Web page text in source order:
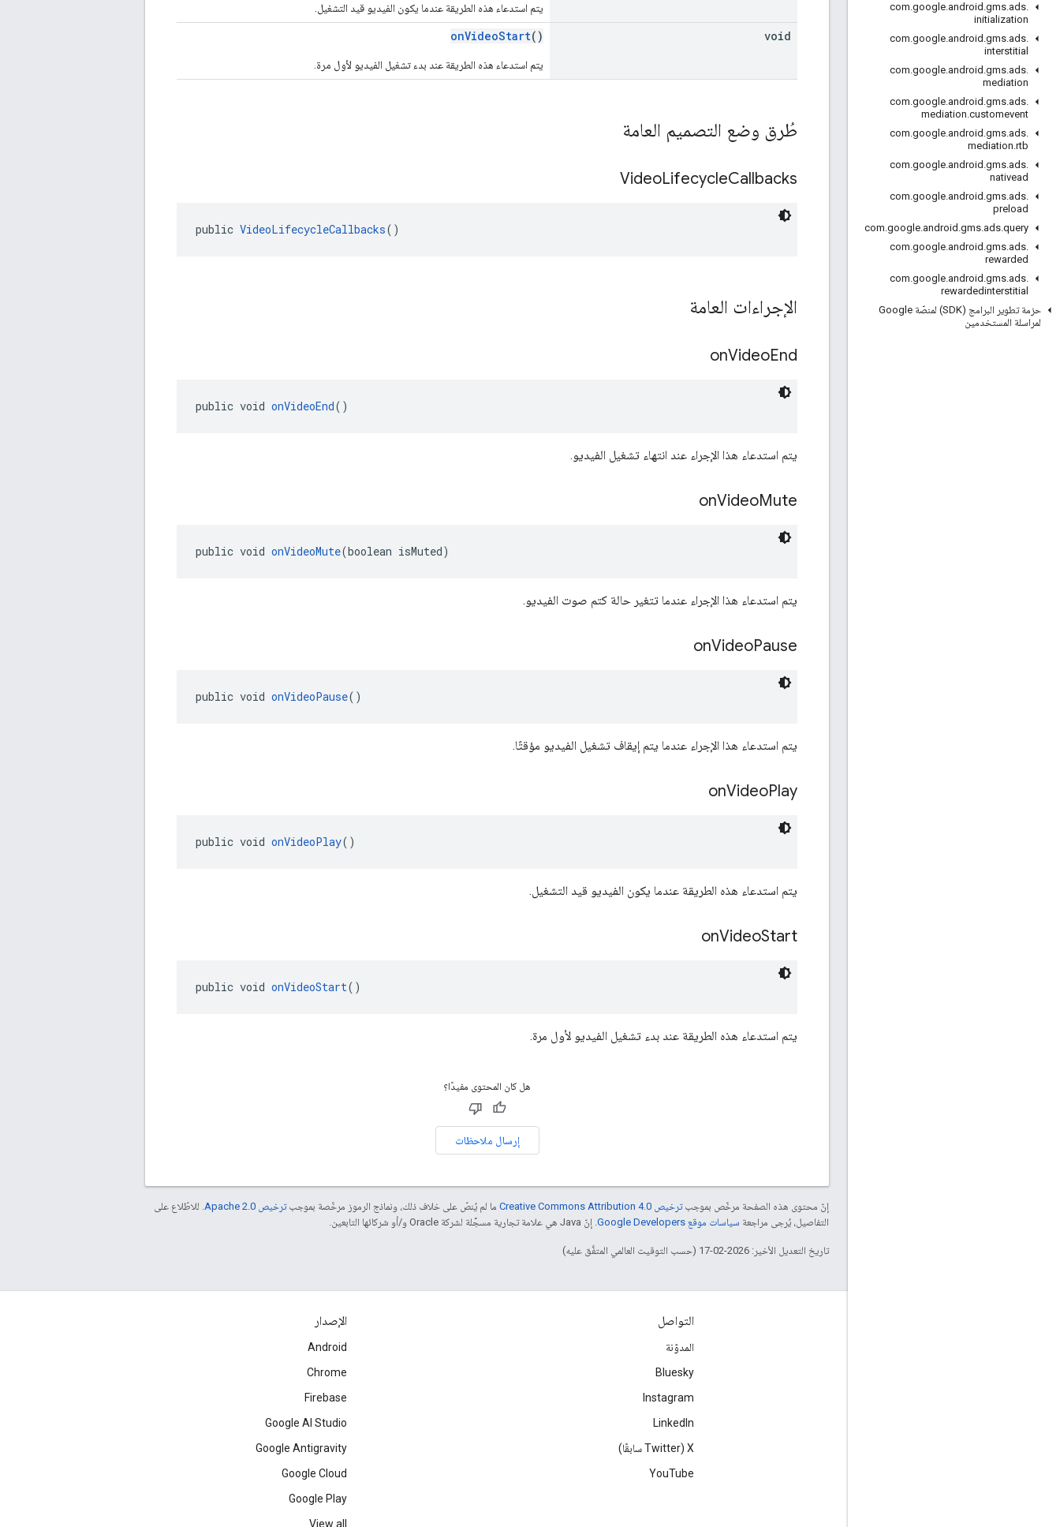
com.google.android .gms.ads.
initialization
com.google.android .gms.ads.
interstitial
com.google.android .gms.ads.
mediation
com.google.android .gms.ads.
mediation.customevent
com.google.android .gms.ads.
mediation.rtb
com.google.android .gms.ads.
nativead
com.google.android .gms.ads.
preload
com.google.android .gms.ads.query
com.google.android .gms.ads.
rewarded
com.google.android .gms.ads.
rewardedinterstitial
حزمة تطوير البرامج (SDK) لمنصّة Google
لمراسلة المستخدمين
يتم استدعاء هذه الطريقة عندما يكون الفيديو قيد التشغيل.
void
onVideoStart()
يتم استدعاء هذه الطريقة عند بدء تشغيل الفيديو لأول مرة.
طُرق وضع التصميم العامة
VideoLifecycleCallbacks
public VideoLifecycleCallbacks()
الإجراءات العامة
onVideoEnd
public void onVideoEnd()
يتم استدعاء هذا الإجراء عند انتهاء تشغيل الفيديو.
onVideoMute
public void onVideoMute(boolean isMuted)
يتم استدعاء هذا الإجراء عندما تتغير حالة كتم صوت الفيديو.
onVideoPause
public void onVideoPause()
يتم استدعاء هذا الإجراء عندما يتم إيقاف تشغيل الفيديو مؤقتًا.
onVideoPlay
public void onVideoPlay()
يتم استدعاء هذه الطريقة عندما يكون الفيديو قيد التشغيل.
onVideoStart
public void onVideoStart()
يتم استدعاء هذه الطريقة عند بدء تشغيل الفيديو لأول مرة.
هل كان المحتوى مفيدًا؟
إرسال ملاحظات
إنّ محتوى هذه الصفحة مرخّص بموجبترخيص Creative Commons Attribution 4.0‏ ما لم يُنصّ على خلاف ذلك، ونماذج الرموز مرخّصة بموجبترخيص Apache 2.0‏
. للاطّلاع على
التفاصيل، يُرجى مراجعة سياسات موقع Google Developers‏ . إنّ Java هي علامة تجارية مسجَّلة لشركة Oracle و/أو شركائها التابعين.
تاريخ التعديل الأخير: 2026-02-17 (حسب التوقيت العالمي المتفَّق عليه)
التواصل
المدوّنة
Bluesky
Instagram
LinkedIn
‫X ‏(Twitter سابقًا)
YouTube
الإصدار
Android
Chrome
Firebase
Google AI Studio
Google Antigravity
Google Cloud
Google Play
View all